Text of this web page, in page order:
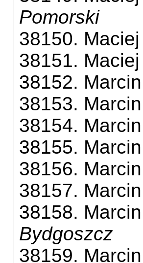
Pomorski
38150.
38151.
38152.
38153.
38154.
38155.
38156.
38157.
38158.
Bydgoszcz
38159.